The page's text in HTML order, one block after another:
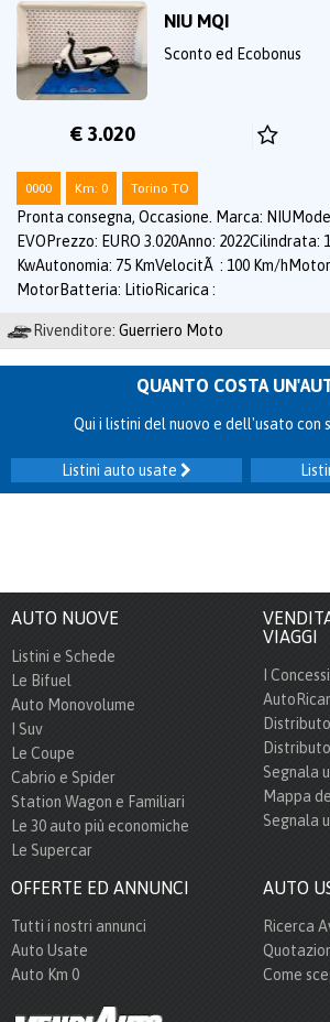
NIU MQI
Sconto ed Ecobonus
€ 3.020
0000 Km: 0 Torino TO
Pronta consegna, Occasione. Marca:
EVOPrezzo: EURO 3.020Anno: 2022Cilindrata:
KwAutonomia: 75 KmVelocitÃ : 100 Km/
MotorBatteria: LitioRicarica :
Rivenditore: Guerriero Moto
QUANTO COSTA
Qui i listini del nuovo e dell'usato con
Listini auto usate
AUTO NUOVE
Listini e Schede
Le Bifuel
Auto Monovolume
I Suv
Le Coupe
Cabrio e Spider
Station Wagon e Familiari
Le 30 auto più economiche
Le Supercar
VIAGGI
I
Segnala
Mappa
Segnala
OFFERTE ED ANNUNCI
Tutti i nostri annunci
Auto Usate
Auto Km 0
AUTO
Ricerca
Come